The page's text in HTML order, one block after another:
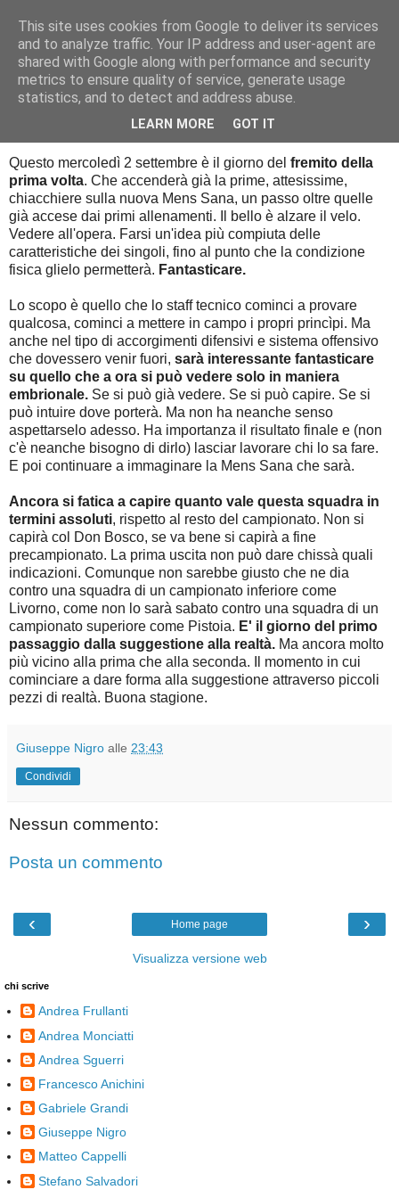
Palla al cerchio
martedì 1 settembre 2015
Si apre il sipario
Questo mercoledì 2 settembre è il giorno del fremito della
prima volta. Che accenderà già la prime, attesissime,
chiacchiere sulla nuova Mens Sana, un passo oltre quelle
già accese dai primi allenamenti. Il bello è alzare il velo.
Vedere all'opera. Farsi un'idea più compiuta delle
caratteristiche dei singoli, fino al punto che la condizione
fisica glielo permetterà. Fantasticare.
Lo scopo è quello che lo staff tecnico cominci a provare
qualcosa, cominci a mettere in campo i propri princìpi. Ma
anche nel tipo di accorgimenti difensivi e sistema offensivo
che dovessero venir fuori, sarà interessante fantasticare
su quello che a ora si può vedere solo in maniera
embrionale. Se si può già vedere. Se si può capire. Se si
può intuire dove porterà. Ma non ha neanche senso
aspettarselo adesso. Ha importanza il risultato finale e (non
c'è neanche bisogno di dirlo) lasciar lavorare chi lo sa fare.
E poi continuare a immaginare la Mens Sana che sarà.
Ancora si fatica a capire quanto vale questa squadra in
termini assoluti, rispetto al resto del campionato. Non si
capirà col Don Bosco, se va bene si capirà a fine
precampionato. La prima uscita non può dare chissà quali
indicazioni. Comunque non sarebbe giusto che ne dia
contro una squadra di un campionato inferiore come
Livorno, come non lo sarà sabato contro una squadra di un
campionato superiore come Pistoia. E' il giorno del primo
passaggio dalla suggestione alla realtà. Ma ancora molto
più vicino alla prima che alla seconda. Il momento in cui
cominciare a dare forma alla suggestione attraverso piccoli
pezzi di realtà. Buona stagione.
Giuseppe Nigro alle 23:43
Condividi
Nessun commento:
Posta un commento
‹ ›
Home page
Visualizza versione web
chi scrive
Andrea Frullanti
Andrea Monciatti
Andrea Sguerri
Francesco Anichini
Gabriele Grandi
Giuseppe Nigro
Matteo Cappelli
Stefano Salvadori
This site uses cookies from Google to deliver its services
and to analyze traffic. Your IP address and user-agent are
shared with Google along with performance and security
metrics to ensure quality of service, generate usage
statistics, and to detect and address abuse.
LEARN MORE GOT IT